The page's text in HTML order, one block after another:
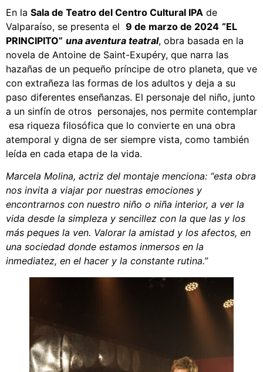
En la Sala de Teatro del Centro Cultural IPA de
Valparaíso, se presenta el 9 de marzo de 2024 “EL
PRINCIPITO” una aventura teatral, obra basada en la
novela de Antoine de Saint-Exupéry, que narra las
hazañas de un pequeño príncipe de otro planeta, que ve
con extrañeza las formas de los adultos y deja a su
paso diferentes enseñanzas. El personaje del niño, junto
a un sinfín de otros personajes, nos permite contemplar
esa riqueza filosófica que lo convierte en una obra
atemporal y digna de ser siempre vista, como también
leída en cada etapa de la vida.
Marcela Molina, actriz del montaje menciona: “esta obra
nos invita a viajar por nuestras emociones y
encontrarnos con nuestro niño o niña interior, a ver la
vida desde la simpleza y sencillez con la que las y los
más peques la ven. Valorar la amistad y los afectos, en
una sociedad donde estamos inmersos en la
inmediatez, en el hacer y la constante rutina.”